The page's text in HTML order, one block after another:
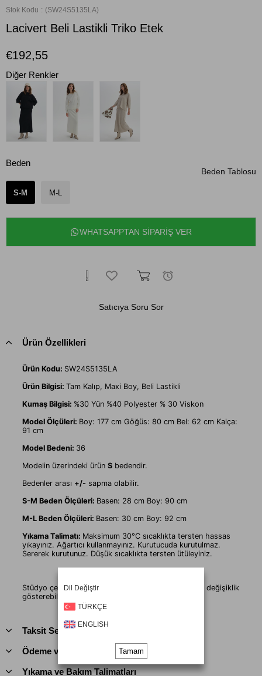
Dil Değiştir
TÜRKÇE
ENGLISH
Tamam
Stok Kodu (SW24S5135LA)
Lacivert Beli Lastikli Triko Etek
€192,55
Diğer Renkler
Beden Tablosu
Beden
S-M M-L
WHATSAPPTAN SİPARİŞ VER
Satıcıya Soru Sor
Ürün Özellikleri
Ürün Kodu: SW24S5135LA
Ürün Bilgisi: Tam Kalıp, Maxi Boy, Beli Lastikli
Kumaş Bilgisi: %30 Yün %40 Polyester % 30 Viskon
Model Ölçüleri: Boy: 177 cm Göğüs: 80 cm Bel: 62 cm Kalça:
91 cm
Model Bedeni: 36
Modelin üzerindeki ürün S bedendir.
Bedenler arası +/- sapma olabilir.
S-M Beden Ölçüleri: Basen: 28 cm Boy: 90 cm
M-L Beden Ölçüleri: Basen: 30 cm Boy: 92 cm
Yıkama Talimatı: Maksimum 30°C sıcaklıkta tersten hassas
yıkayınız. Ağartıcı kullanmayınız. Kurutucuda kurutulmaz.
Sererek kurutunuz. Düşük sıcaklıkta tersten ütüleyiniz.
Stüdyo çekimlerinde renkler ışık farklılığından dolayı değişiklik
gösterebilir.
Taksit Seçenekleri
Ödeme ve Teslimat Bilgileri
Yıkama ve Bakım Talimatları